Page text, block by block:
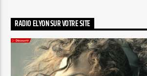
RADIO ELYON SUR VOTRE SITE